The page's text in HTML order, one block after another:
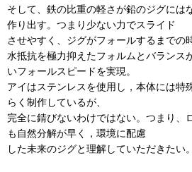
そして、鉄の比重の軽さが鉛のジグには
作り出す。つまり少ない力でスライド
させやすく、ジグがフォールするまでの
水抵抗を極力抑えたフォルムとバランス
いフォールスピードを実現。
アイはステンレスを使用し，本体には特
らく制作しているが、
完全に錆びないわけではない。つまり、
も自然分解が早く，環境に配慮
した未来のジグと理解していただきたい。